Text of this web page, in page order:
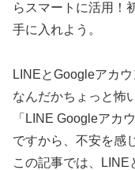
らスマートに活用！
手に入れよう。
LINEとGoogleアカ
なんだかちょっと怖
「LINE Googleアカ
ですから、不安を感
この記事では、LINE